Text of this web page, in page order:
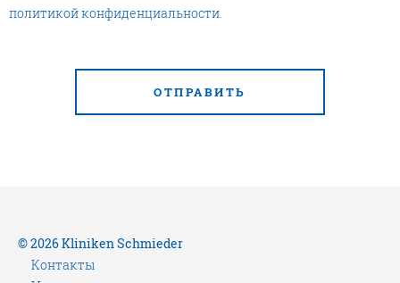
политикой конфиденциальности.
ОТПРАВИТЬ
© 2026 Kliniken Schmieder
Контакты